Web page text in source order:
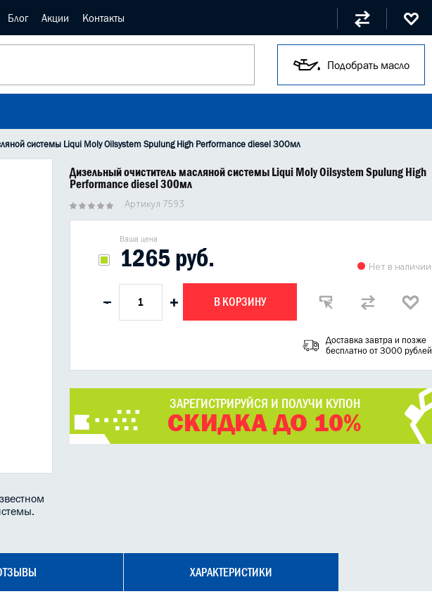
Блог Акции Контакты
Подобрать масло
системы Liqui Moly Oilsystem Spulung High Performance diesel 300мл
Дизельный очиститель масляной системы Liqui Moly Oilsystem Spulung High
Performance diesel 300мл
Артикул 7593
Ваша цена
1265 руб. Нет в наличии
- + В КОРЗИНУ
Доставка завтра и позже
бесплатно от 3000 рублей
ЗАРЕГИСТРИРУЙСЯ И ПОЛУЧИ КУПОН
СКИДКА ДО 10%
ХАРАКТЕРИСТИКИ